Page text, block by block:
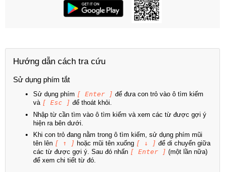
Hướng dẫn cách tra cứu
Sử dụng phím tắt
Sử dụng phím [ Enter ] để đưa con trỏ vào ô tìm kiếm
và [ Esc ] để thoát khỏi.
Nhập từ cần tìm vào ô tìm kiếm và xem các từ được gợi ý
hiện ra bên dưới.
Khi con trỏ đang nằm trong ô tìm kiếm, sử dụng phím mũi
tên lên [ ↑ ] hoặc mũi tên xuống [ ↓ ] để di chuyển giữa
các từ được gợi ý. Sau đó nhấn [ Enter ] (một lần nữa)
để xem chi tiết từ đó.